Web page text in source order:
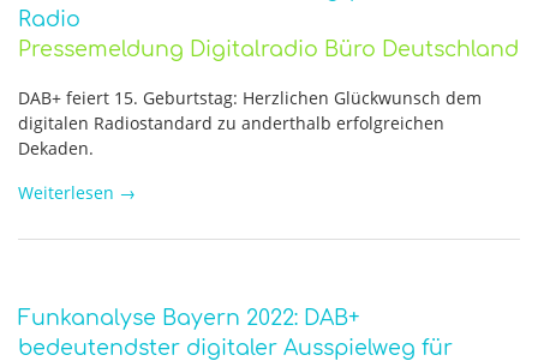
Radio
Pressemeldung Digitalradio Büro Deutschland
DAB+ feiert 15. Geburtstag: Herzlichen Glückwunsch dem
digitalen Radiostandard zu anderthalb erfolgreichen
Dekaden.
Weiterlesen →
Funkanalyse Bayern 2022: DAB+
bedeutendster digitaler Ausspielweg für